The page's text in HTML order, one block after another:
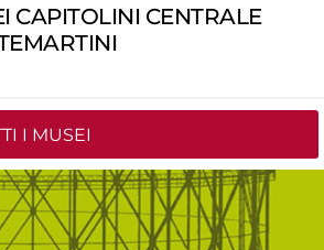
CAPITOLINI CENTRALE
I MUSEI